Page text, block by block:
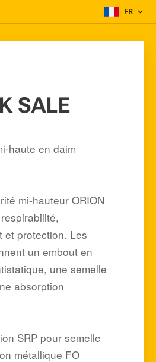
FR
SALE
haute en daim
mi-hauteur ORION
et protection. Les
un embout en
une semelle
absorption
SRP pour semelle
métallique FO